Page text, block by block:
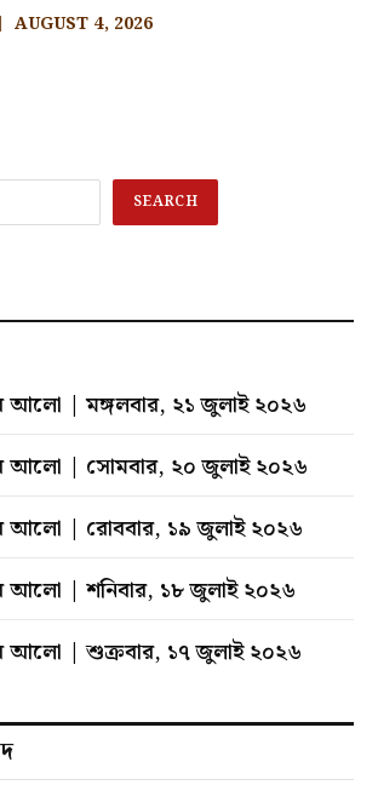
AUGUST 4, 2026
SEARCH
আলো | মঙ্গলবার, ২১ জুলাই ২০২৬
আলো | সোমবার, ২০ জুলাই ২০২৬
আলো | রোববার, ১৯ জুলাই ২০২৬
আলো | শনিবার, ১৮ জুলাই ২০২৬
আলো | শুক্রবার, ১৭ জুলাই ২০২৬